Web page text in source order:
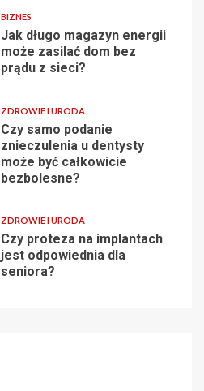
BIZNES
Jak długo magazyn energii
może zasilać dom bez
prądu z sieci?
ZDROWIE I URODA
Czy samo podanie
znieczulenia u dentysty
może być całkowicie
bezbolesne?
ZDROWIE I URODA
Czy proteza na implantach
jest odpowiednia dla
seniora?